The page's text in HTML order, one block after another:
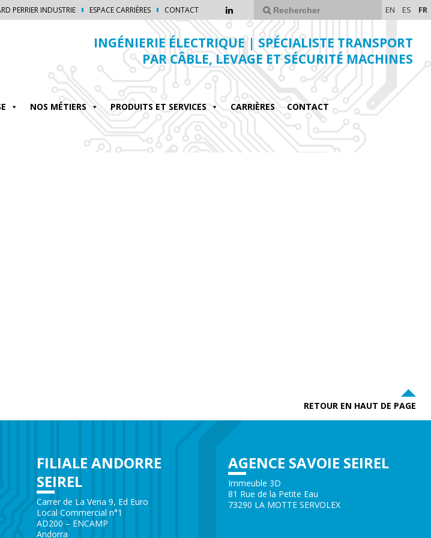
PERRIER INDUSTRIE ESPACE CARRIÈRES CONTACT EN ES FR
INGÉNIERIE ÉLECTRIQUE | SPÉCIALISTE TRANSPORT
PAR CÂBLE, LEVAGE ET SÉCURITÉ MACHINES
NOS MÉTIERS PRODUITS ET SERVICES CARRIÈRES CONTACT
RETOUR EN HAUT DE PAGE
FILIALE ANDORRE
SEIREL
Carrer de La Vena 9, Ed Euro
Local Commercial n°1
AD200 – ENCAMP
Andorra
AGENCE SAVOIE SEIREL
Immeuble 3D
81 Rue de la Petite Eau
73290 LA MOTTE SERVOLEX